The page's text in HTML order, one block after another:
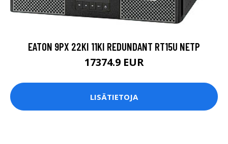
EATON 9PX 22KI 11KI REDUNDANT RT15U NETP
17374.9 EUR
LISÄTIETOJA